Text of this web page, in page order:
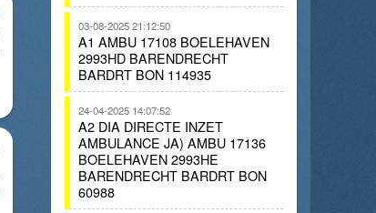
03-08-2025 21:12:50
A1 AMBU 17108 BOELEHAVEN
2993HD BARENDRECHT
BARDRT BON 114935
24-04-2025 14:07:52
A2 DIA DIRECTE INZET
AMBULANCE JA) AMBU 17136
BOELEHAVEN 2993HE
BARENDRECHT BARDRT BON
60988